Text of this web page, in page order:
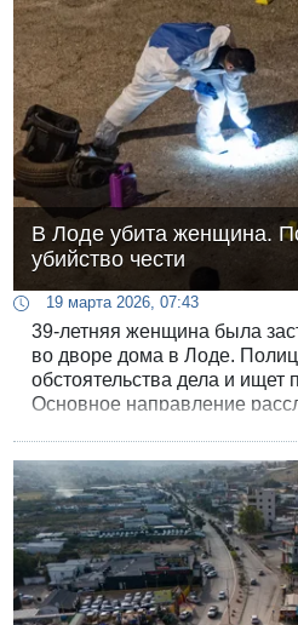
В Лоде убита женщина.
убийство чести
19 марта 2026, 07:43
39-летняя женщина была
во дворе дома в Лоде.
обстоятельства дела и ищет
Основное направление